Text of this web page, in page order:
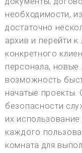
необходимости,
достаточно
архив и перейти
конкретного
персонала,
возможность
начатые проекты.
безопасности
их
каждого
комната для